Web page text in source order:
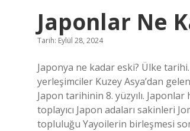
Japonlar Ne
Tarih: Eylül 28, 2024
Japonya ne kadar eski? Ülke
yerleşimciler Kuzey Asya’dan
Japon tarihinin 8. yüzyılı.
toplayıcı Japon adaları sakinleri
topluluğu Yayoilerin birleşmesi